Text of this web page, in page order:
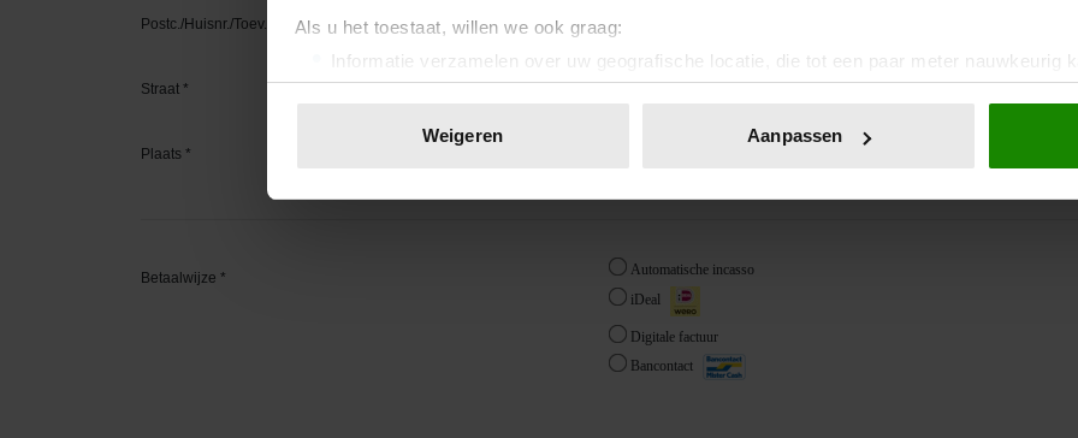
Als u het toestaat, willen we ook graag:
Informatie verzamelen over uw geografische locatie, die tot een paar meter nauwkeurig
Uw apparaat identificeren door het actief te scannen op specifieke eigenschappen
toestemming op elk moment wijzigen of intrekken in de Cookieverklaring.
media, adverteren en analyse. Deze partners kunnen deze gegevens combineren met
verstrekt of die ze hebben verzameld op basis van uw gebruik van hun services. U gaat
Weigeren Aanpassen